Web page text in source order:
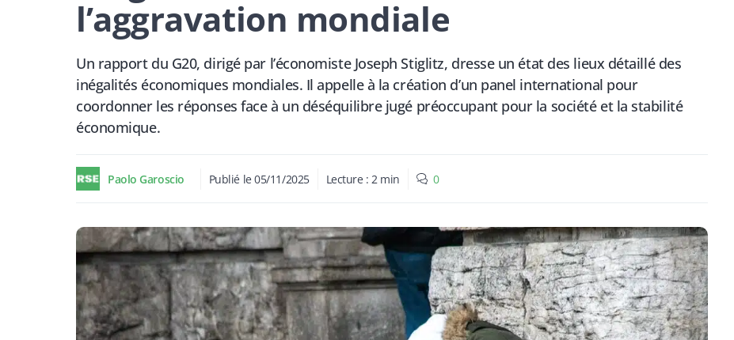
l’aggravation mondiale
Un rapport du G20, dirigé par l’économiste Joseph Stiglitz, dresse un état des lieux détaillé des
inégalités économiques mondiales. Il appelle à la création d’un panel international pour
coordonner les réponses face à un déséquilibre jugé préoccupant pour la société et la stabilité
économique.
Paolo Garoscio Publié le05/11/2025 Lecture : 2 min 0